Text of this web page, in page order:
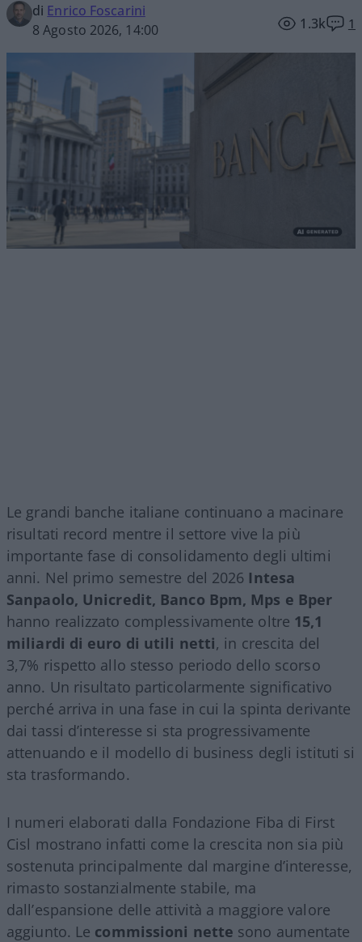
di Enrico Foscarini
8 Agosto 2026, 14:00
1.3k 1
Le grandi banche italiane continuano a macinare
risultati record mentre il settore vive la più
importante fase di consolidamento degli ultimi
anni. Nel primo semestre del 2026 Intesa
Sanpaolo, Unicredit, Banco Bpm, Mps e Bper
hanno realizzato complessivamente oltre 15,1
miliardi di euro di utili netti, in crescita del
3,7% rispetto allo stesso periodo dello scorso
anno. Un risultato particolarmente significativo
perché arriva in una fase in cui la spinta derivante
dai tassi d’interesse si sta progressivamente
attenuando e il modello di business degli istituti si
sta trasformando.
I numeri elaborati dalla Fondazione Fiba di First
Cisl mostrano infatti come la crescita non sia più
sostenuta principalmente dal margine d’interesse,
rimasto sostanzialmente stabile, ma
dall’espansione delle attività a maggiore valore
aggiunto. Le commissioni nette sono aumentate